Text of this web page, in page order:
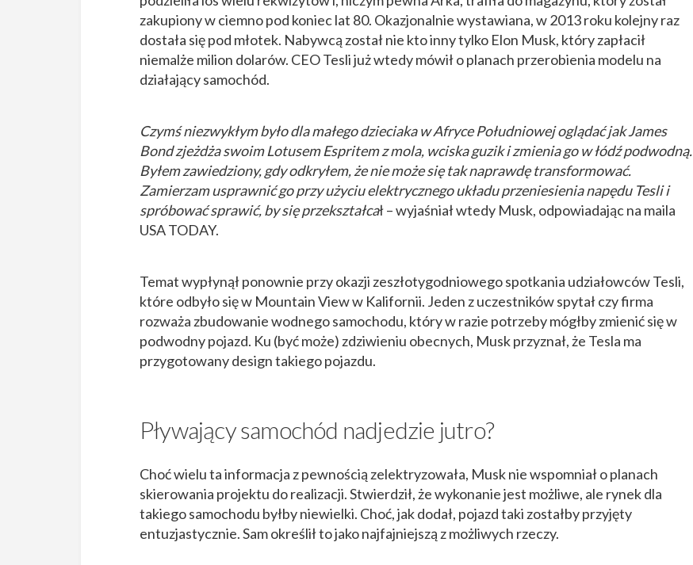
zakupiony w ciemno pod koniec lat 80. Okazjonalnie wystawiana, w 2013 roku kolejny raz
dostała się pod młotek. Nabywcą został nie kto inny tylko Elon Musk, który zapłacił
niemalże milion dolarów. CEO Tesli już wtedy mówił o planach przerobienia modelu na
działający samochód.
Czymś niezwykłym było dla małego dzieciaka w Afryce Południowej oglądać jak James
Bond zjeżdża swoim Lotusem Espritem z mola, wciska guzik i zmienia go w łódź podwodną.
Byłem zawiedziony, gdy odkryłem, że nie może się tak naprawdę transformować.
Zamierzam usprawnić go przy użyciu elektrycznego układu przeniesienia napędu Tesli i
spróbować sprawić, by się przekształcał – wyjaśniał wtedy Musk, odpowiadając na maila
USA TODAY.
Temat wypłynął ponownie przy okazji zeszłotygodniowego spotkania udziałowców Tesli,
które odbyło się w Mountain View w Kalifornii. Jeden z uczestników spytał czy firma
rozważa zbudowanie wodnego samochodu, który w razie potrzeby mógłby zmienić się w
podwodny pojazd. Ku (być może) zdziwieniu obecnych, Musk przyznał, że Tesla ma
przygotowany design takiego pojazdu.
Pływający samochód nadjedzie jutro?
Choć wielu ta informacja z pewnością zelektryzowała, Musk nie wspomniał o planach
skierowania projektu do realizacji. Stwierdził, że wykonanie jest możliwe, ale rynek dla
takiego samochodu byłby niewielki. Choć, jak dodał, pojazd taki zostałby przyjęty
entuzjastycznie. Sam określił to jako najfajniejszą z możliwych rzeczy.